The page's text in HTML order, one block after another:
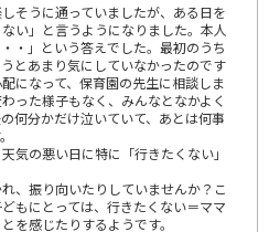
そうに通っていましたが、ある日を
い」と言うようになりました。本人
・」という答えでした。最初のうち
とあまり気にしていなかったのです
になって、保育園の先生に相談しま
った様子もなく、みんなとなかよく
何分かだけ泣いていて、あとは何事
気の悪い日に特に「行きたくない」
、振り向いたりしていませんか？こ
もにとっては、行きたくない＝ママ
を感じたりするようです。